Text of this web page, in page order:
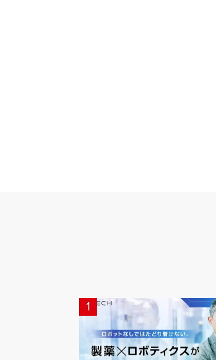
1